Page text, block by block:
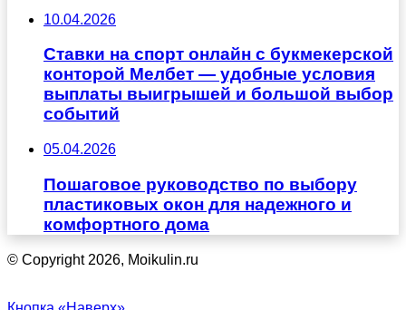
10.04.2026
Ставки на спорт онлайн с букмекерской
конторой Мелбет — удобные условия
выплаты выигрышей и большой выбор
событий
05.04.2026
Пошаговое руководство по выбору
пластиковых окон для надежного и
комфортного дома
© Copyright 2026, Moikulin.ru